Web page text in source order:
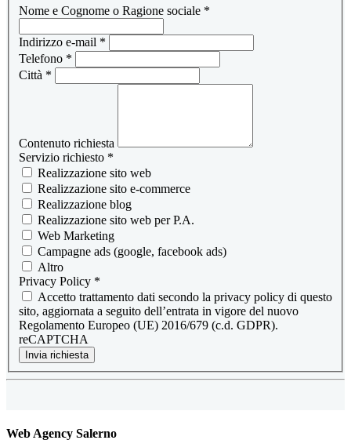
Nome e Cognome o Ragione sociale *
Indirizzo e-mail *
Telefono *
Città *
Contenuto richiesta
Servizio richiesto *
Realizzazione sito web
Realizzazione sito e-commerce
Realizzazione blog
Realizzazione sito web per P.A.
Web Marketing
Campagne ads (google, facebook ads)
Altro
Privacy Policy *
Accetto trattamento dati secondo la privacy policy di questo
sito, aggiornata a seguito dell’entrata in vigore del nuovo
Regolamento Europeo (UE) 2016/679 (c.d. GDPR).
reCAPTCHA
Invia richiesta
Web Agency Salerno